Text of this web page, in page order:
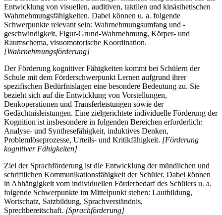
Entwicklung von visuellen, auditiven, taktilen und kinästhetischen
Wahrnehmungsfähigkeiten. Dabei können u. a. folgende
Schwerpunkte relevant sein: Wahrnehmungsumfang und -
geschwindigkeit, Figur-Grund-Wahrnehmung, Körper- und
Raumschema, visuomotorische Koordination.
[Wahrnehmungsförderung]
Der Förderung kognitiver Fähigkeiten kommt bei Schülern der
Schule mit dem Förderschwerpunkt Lernen aufgrund ihrer
spezifischen Bedürfnislagen eine besondere Bedeutung zu. Sie
bezieht sich auf die Entwicklung von Vorstellungen,
Denkoperationen und Transferleistungen sowie der
Gedächtnisleistungen. Eine zielgerichtete individuelle Förderung der
Kognition ist insbesondere in folgenden Bereichen erforderlich:
Analyse- und Synthesefähigkeit, induktives Denken,
Problemlöseprozesse, Urteils- und Kritikfähigkeit. [Förderung
kognitiver Fähigkeiten]
Ziel der Sprachförderung ist die Entwicklung der mündlichen und
schriftlichen Kommunikationsfähigkeit der Schüler. Dabei können
in Abhängigkeit vom individuellen Förderbedarf des Schülers u. a.
folgende Schwerpunkte im Mittelpunkt stehen: Lautbildung,
Wortschatz, Satzbildung, Sprachverständnis,
Sprechbereitschaft. [Sprachförderung]